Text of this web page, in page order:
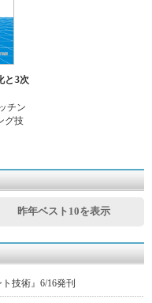
と3次
チン
グ技
昨年ベスト10を表示
技術』6/16発刊